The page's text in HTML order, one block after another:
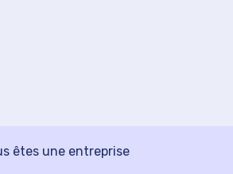
êtes une entreprise